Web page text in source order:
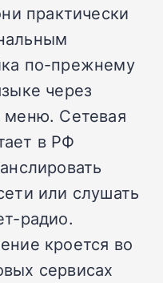
практически
по-прежнему
через
меню. Сетевая
в РФ
или слушать
радио.
кроется во
сервисах